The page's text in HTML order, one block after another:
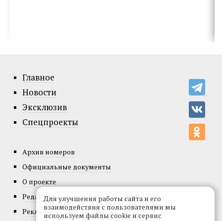
Главное
Новости
Эксклюзив
Спецпроекты
Архив номеров
Официальные документы
О проекте
Редакция
Реклама
Для улучшения работы сайта и его
взаимодействия с пользователями мы
используем файлы cookie и сервис